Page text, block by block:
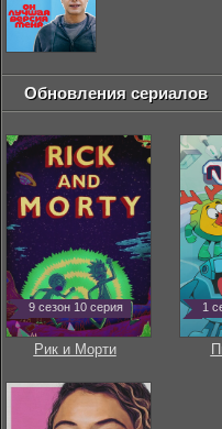
Обновления сериалов
9 сезон 10 серия
Рик и Морти
1